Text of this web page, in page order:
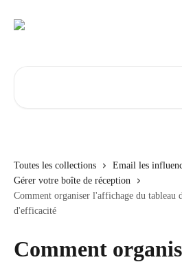
Toutes les collections
Email les
Gérer votre boîte de réception
Comment organiser l'affichage du tableau
d'efficacité
Comment